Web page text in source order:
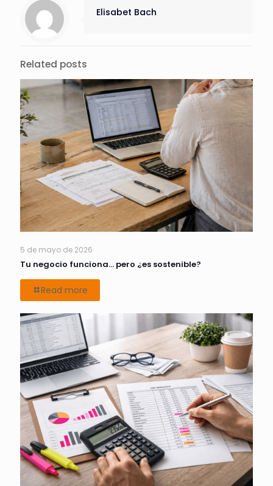
Elisabet Bach
Related posts
5 de mayo de 2026
Tu negocio funciona… pero ¿es sostenible?
Read more